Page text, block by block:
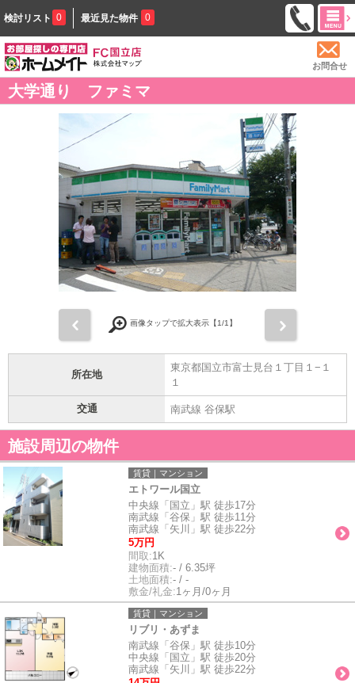
検討リスト 0 最近見た物件 0
お問合せ
大学通り ファミマ
画像タップで拡大表示【1/1】
所在地
東京都国立市富士見台１丁目１−１
１
交通 南武線 谷保駅
施設周辺の物件
賃貸｜マンション
エトワール国立
中央線「国立」駅 徒歩17分
南武線「谷保」駅 徒歩11分
南武線「矢川」駅 徒歩22分
5万円
間取:1K
建物面積:- / 6.35坪
土地面積:- / -
敷金/礼金:1ヶ月/0ヶ月
賃貸｜マンション
リブリ・あずま
南武線「谷保」駅 徒歩10分
中央線「国立」駅 徒歩20分
南武線「矢川」駅 徒歩22分